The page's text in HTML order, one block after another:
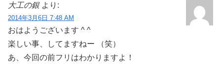
大工の銀 より:
2014年3月6日 7:48 AM
おはようございます ^ ^
楽しい事、してますねー （笑）
あ、今回の前フリはわかりますよ！